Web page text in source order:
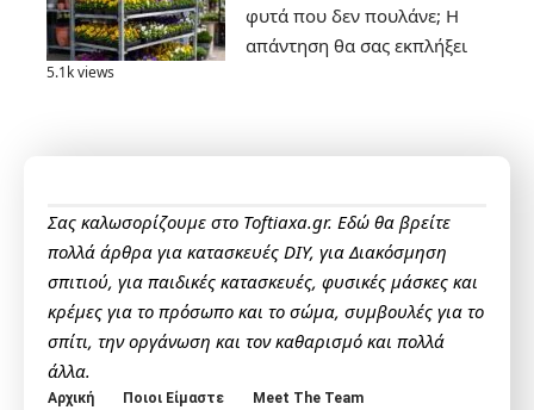
φυτά που δεν πουλάνε; Η
απάντηση θα σας εκπλήξει
5.1k views
Σας καλωσορίζουμε στο Toftiaxa.gr. Εδώ θα βρείτε
πολλά άρθρα για κατασκευές DIY, για Διακόσμηση
σπιτιού, για παιδικές κατασκευές, φυσικές μάσκες και
κρέμες για το πρόσωπο και το σώμα, συμβουλές για το
σπίτι, την οργάνωση και τον καθαρισμό και πολλά
άλλα.
Αρχική Ποιοι Είμαστε
Meet The Team